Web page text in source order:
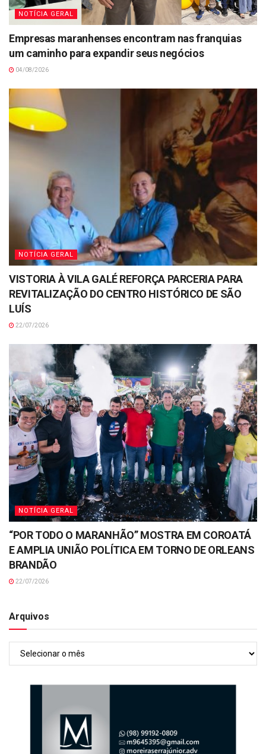
NOTÍCIA GERAL
Empresas maranhenses encontram nas franquias
um caminho para expandir seus negócios
04/08/2026
NOTÍCIA GERAL
VISTORIA À VILA GALÉ REFORÇA PARCERIA PARA
REVITALIZAÇÃO DO CENTRO HISTÓRICO DE SÃO
LUÍS
22/07/2026
NOTÍCIA GERAL
“POR TODO O MARANHÃO” MOSTRA EM COROATÁ
E AMPLIA UNIÃO POLÍTICA EM TORNO DE ORLEANS
BRANDÃO
22/07/2026
Arquivos
Arquivos